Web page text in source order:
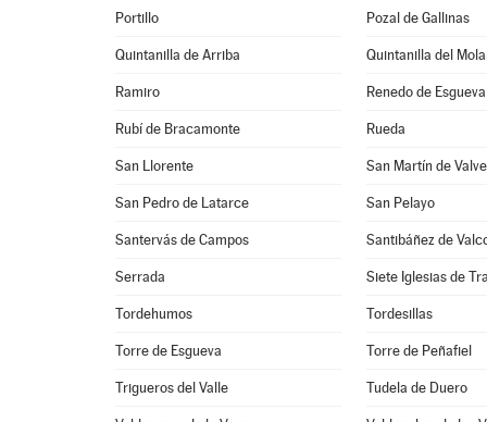
Portillo Pozal de Gallinas
Quintanilla de Arriba Quintanilla del
Ramiro Renedo de Esgueva
Rubí de Bracamonte Rueda
San Llorente San Martín de
San Pedro de Latarce San Pelayo
Santervás de Campos Santibáñez de
Serrada Siete Iglesias de
Tordehumos Tordesillas
Torre de Esgueva Torre de Peñafiel
Trigueros del Valle Tudela de Duero